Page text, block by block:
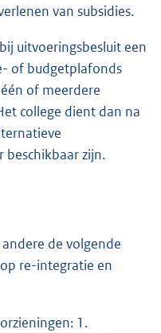
van subsidies.
uitvoeringsbesluit een
of budgetplafonds
of meerdere
college dient dan na
beschikbaar zijn.
de volgende
re-integratie en
1.